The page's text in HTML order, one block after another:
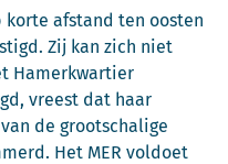
afstand ten oosten
Zij kan zich niet
Hamerkwartier
vreest dat haar
de grootschalige
Het MER voldoet